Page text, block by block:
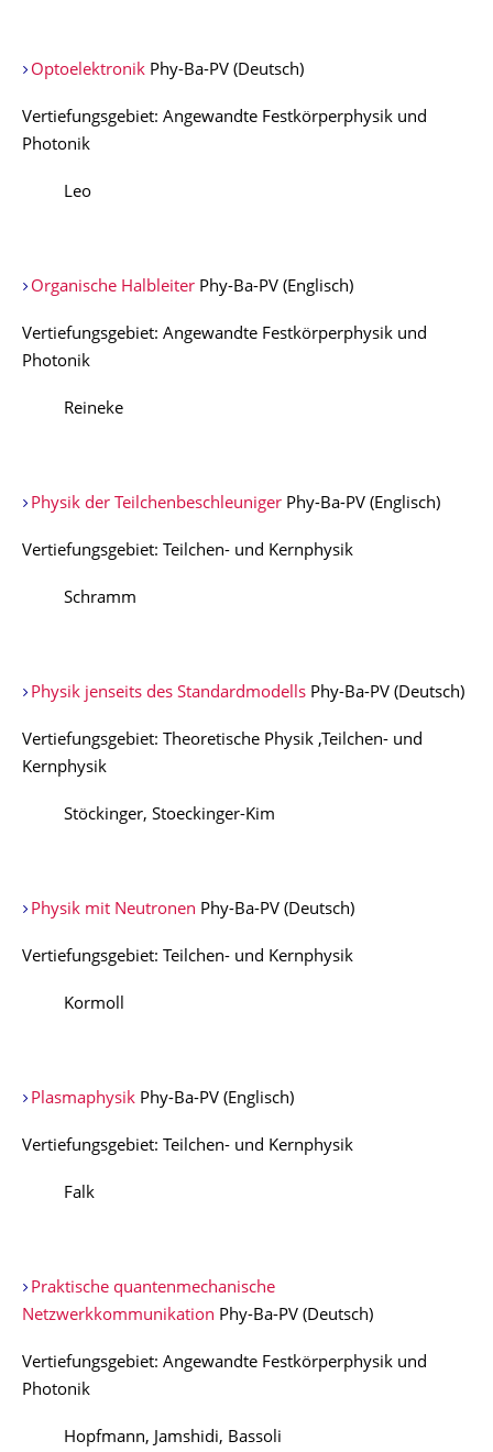
Optoelektronik Phy-Ba-PV (Deutsch)
Vertiefungsgebiet: Angewandte Festkörperphysik und
Photonik
Leo
Organische Halbleiter Phy-Ba-PV (Englisch)
Vertiefungsgebiet: Angewandte Festkörperphysik und
Photonik
Reineke
Physik der Teilchenbeschleuniger Phy-Ba-PV (Englisch)
Vertiefungsgebiet: Teilchen- und Kernphysik
Schramm
Physik jenseits des Standardmodells Phy-Ba-PV (Deutsch)
Vertiefungsgebiet: Theoretische Physik ,Teilchen- und
Kernphysik
Stöckinger, Stoeckinger-Kim
Physik mit Neutronen Phy-Ba-PV (Deutsch)
Vertiefungsgebiet: Teilchen- und Kernphysik
Kormoll
Plasmaphysik Phy-Ba-PV (Englisch)
Vertiefungsgebiet: Teilchen- und Kernphysik
Falk
Praktische quantenmechanische
Netzwerkkommunikation Phy-Ba-PV (Deutsch)
Vertiefungsgebiet: Angewandte Festkörperphysik und
Photonik
Hopfmann, Jamshidi, Bassoli